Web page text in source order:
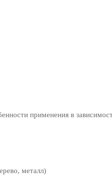
применения в
металл)